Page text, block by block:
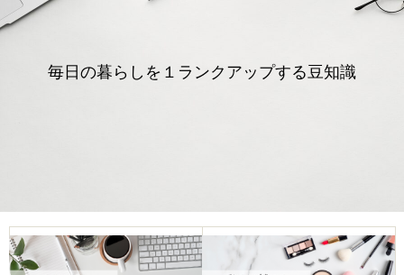
毎日の暮らしを１ランクアップする豆知識